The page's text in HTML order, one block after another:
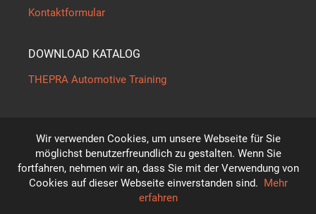
Wir verwenden Cookies, um unsere Webseite für Sie
möglichst benutzerfreundlich zu gestalten. Wenn Sie
fortfahren, nehmen wir an, dass Sie mit der Verwendung von
Cookies auf dieser Webseite einverstanden sind. Mehr
erfahren
Kontaktformular
DOWNLOAD KATALOG
THEPRA Automotive Training
Der Maßstab inTHEORIE +PRAXIS
Technische Änderungen vorbehalten!
© THEPRA Didactic GmbH